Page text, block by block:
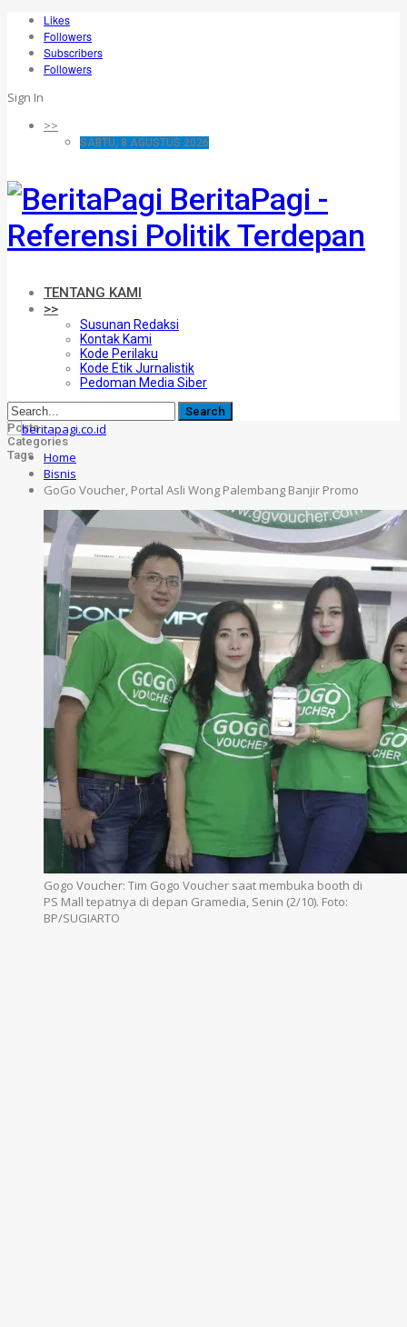
Likes
Followers
Subscribers
Followers
Sign In
>>
SABTU, 8 AGUSTUS 2026
BeritaPagi -
Referensi Politik Terdepan
TENTANG KAMI
>>
Susunan Redaksi
Kontak Kami
Kode Perilaku
Kode Etik Jurnalistik
Pedoman Media Siber
Posts
Categories
Tags
Home
Bisnis
GoGo Voucher, Portal Asli Wong Palembang Banjir Promo
Gogo Voucher: Tim Gogo Voucher saat membuka booth di
PS Mall tepatnya di depan Gramedia, Senin (2/10). Foto:
BP/SUGIARTO